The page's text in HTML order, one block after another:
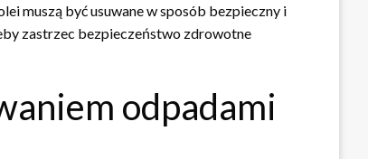
muszą być usuwane w sposób bezpieczny i
zastrzec bezpieczeństwo zdrowotne
odpadami